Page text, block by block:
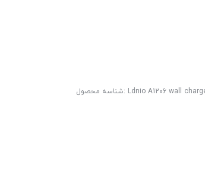
شناسه محصول: Ldnio A1206 wall